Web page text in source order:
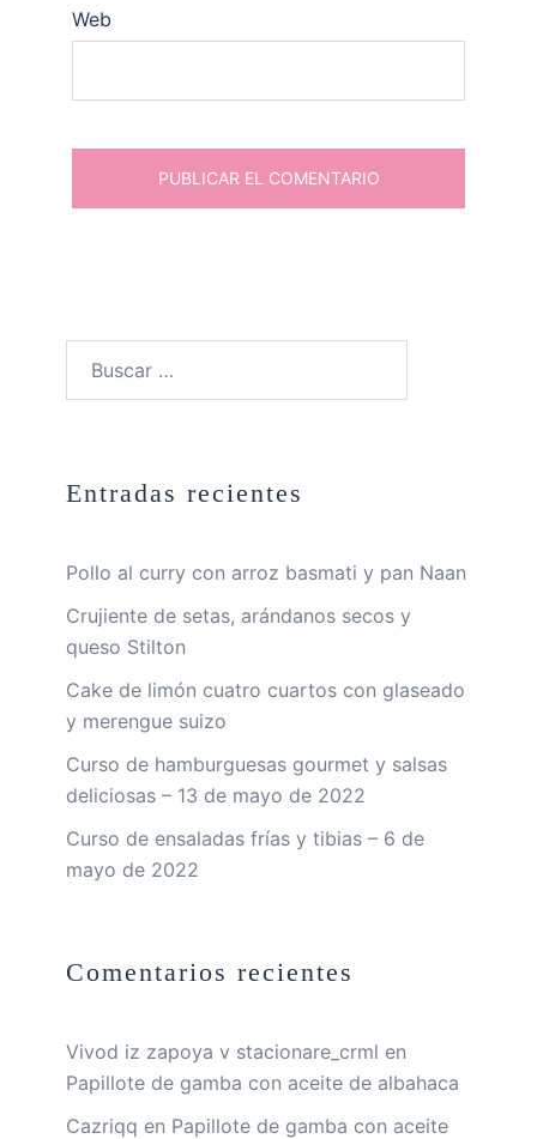
Web
Entradas recientes
Pollo al curry con arroz basmati y pan Naan
Crujiente de setas, arándanos secos y
queso Stilton
Cake de limón cuatro cuartos con glaseado
y merengue suizo
Curso de hamburguesas gourmet y salsas
deliciosas – 13 de mayo de 2022
Curso de ensaladas frías y tibias – 6 de
mayo de 2022
Comentarios recientes
Vivod iz zapoya v stacionare_crml en
Papillote de gamba con aceite de albahaca
Cazriqq en Papillote de gamba con aceite